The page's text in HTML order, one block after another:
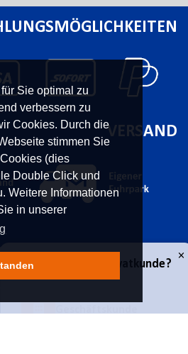
Sie optimal zu
verbessern zu
Cookies. Durch die
stimmen Sie
(dies
Double Click und
Weitere Informationen
in unserer
VERSAND
9800
UNTERNEHMEN
Über uns
Geschäfts- oder Privatkunde?